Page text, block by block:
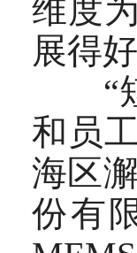
维度
展得好
“短
和员
海区
份有